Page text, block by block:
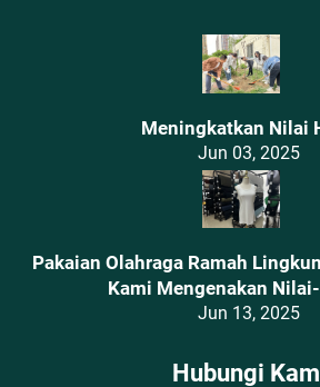
Meningkatkan Nilai
Jun 03, 2025
Pakaian Olahraga Ramah
Kami Mengenakan
Jun 13, 2025
Hubungi